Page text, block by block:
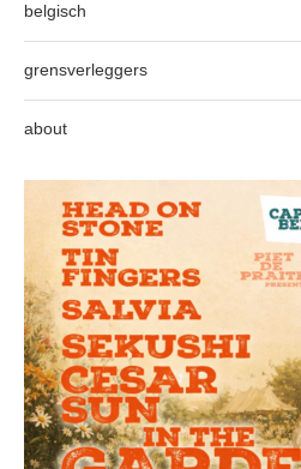
belgisch
grensverleggers
about